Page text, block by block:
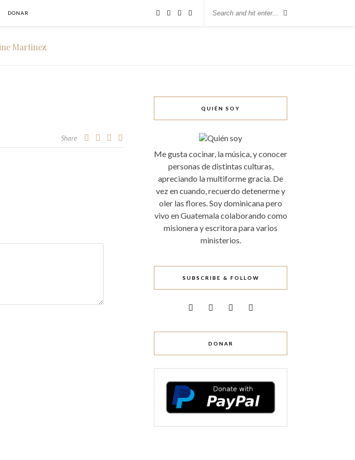
DONAR
Share
QUIÉN SOY
Me gusta cocinar, la música, y conocer
personas de distintas culturas,
apreciando la multiforme gracia. De
vez en cuando, recuerdo detenerme y
oler las flores. Soy dominicana pero
vivo en Guatemala colaborando como
misionera y escritora para varios
ministerios.
SUBSCRIBE & FOLLOW
DONAR